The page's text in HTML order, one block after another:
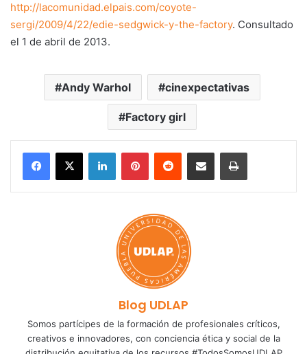
http://lacomunidad.elpais.com/coyote-
sergi/2009/4/22/edie-sedgwick-y-the-factory. Consultado
el 1 de abril de 2013.
Andy Warhol cinexpectativas
Factory girl
LinkedInPinterestReddit Share via Email Print
Blog UDLAP
Somos partícipes de la formación de profesionales críticos,
creativos e innovadores, con conciencia ética y social de la